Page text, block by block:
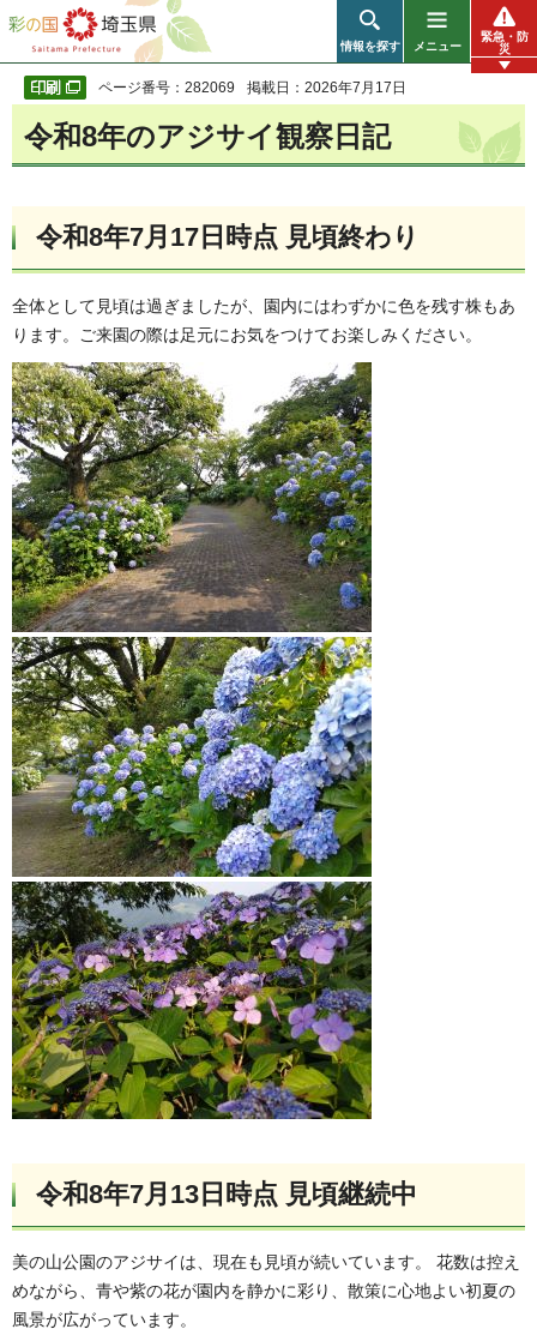
彩の国 埼玉県
情報を探す メニュー
緊急・防
災
ページ番号：282069 掲載日：2026年7月17日
令和8年のアジサイ観察日記
令和8年7月17日時点 見頃終わり
全体として見頃は過ぎましたが、園内にはわずかに色を残す株もあ
ります。ご来園の際は足元にお気をつけてお楽しみください。
令和8年7月13日時点 見頃継続中
美の山公園のアジサイは、現在も見頃が続いています。 花数は控え
めながら、青や紫の花が園内を静かに彩り、散策に心地よい初夏の
風景が広がっています。